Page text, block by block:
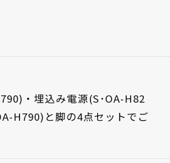
・埋込み電源(S･OA-H82
H790)と脚の4点セットでご